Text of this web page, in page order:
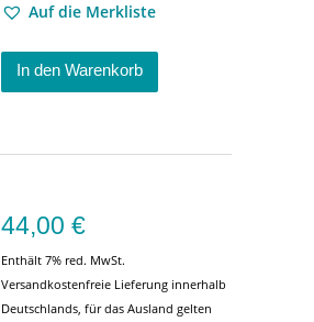
Auf die Merkliste
In den Warenkorb
44,00 €
Enthält 7% red. MwSt.
Versandkostenfreie Lieferung innerhalb
Deutschlands, für das Ausland gelten